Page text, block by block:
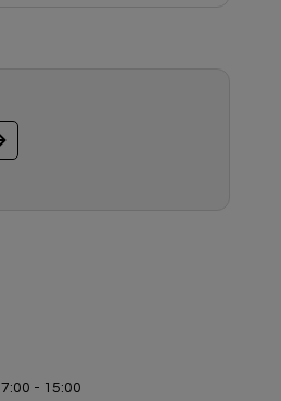
7:00 - 15:00